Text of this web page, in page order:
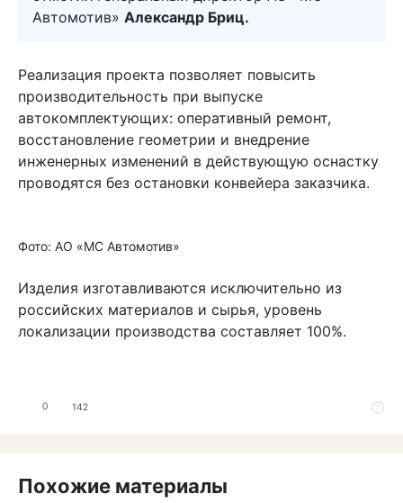
Автомотив» Александр Бриц.
Реализация проекта позволяет повысить
производительность при выпуске
автокомплектующих: оперативный ремонт,
восстановление геометрии и внедрение
инженерных изменений в действующую оснастку
проводятся без остановки конвейера заказчика.
Фото: АО «МС Автомотив»
Изделия изготавливаются исключительно из
российских материалов и сырья, уровень
локализации производства составляет 100%.
0 142
Похожие материалы